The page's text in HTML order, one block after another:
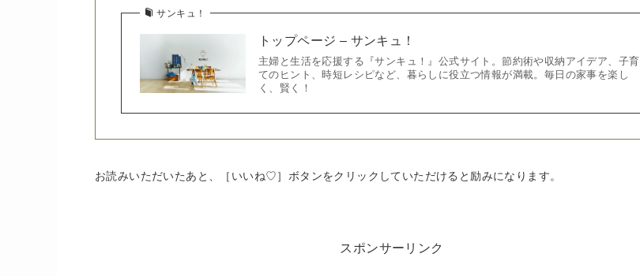
サンキュ！
トップページ – サンキュ！
主婦と生活を応援する『サンキュ！』公式サイト。節約術や収納アイデア、子育
てのヒント、時短レシピなど、暮らしに役立つ情報が満載。毎日の家事を楽し
く、賢く！
お読みいただいたあと、［いいね♡］ボタンをクリックしていただけると励みになります。
スポンサーリンク